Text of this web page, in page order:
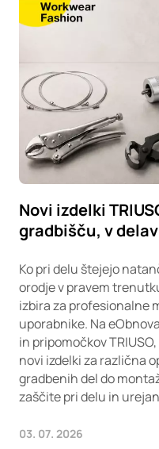
Novi izdelki
gradbišču, v
Ko pri delu štejejo
orodje v pravem
izbira za profesionalne
uporabnike. Na
in pripomočkov
novi izdelki za različna
gradbenih del do
zaščite pri delu in
03. 07. 2026